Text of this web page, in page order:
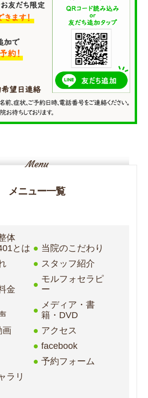
メニュー一覧
体
とは
当院のこだわり
スタッフ紹介
金
モルフォセラピ
ー
メディア・書
籍・DVD
画
アクセス
facebook
予約フォーム
ラリ